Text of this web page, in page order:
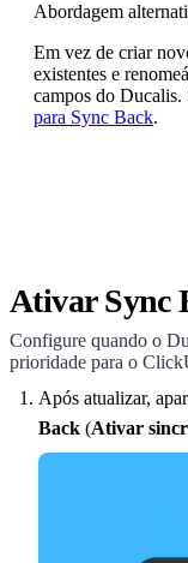
Abordagem
Em vez de criar
existentes e
campos do Ducalis.
para Sync Back.
Ativar Sync
Configure quando o
prioridade para o
Após atualizar,
Back (Ativar